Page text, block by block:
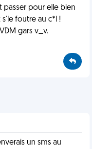
passer pour elle bien
s'le foutre au c*l !
gars v_v.
un sms au